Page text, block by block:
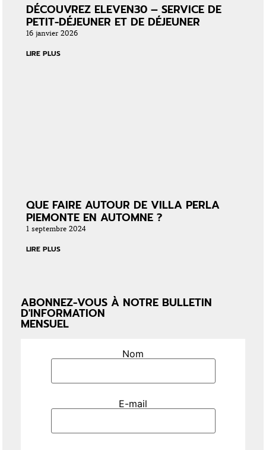
DÉCOUVREZ ELEVEN30 – SERVICE DE
PETIT-DÉJEUNER ET DE DÉJEUNER
16 janvier 2026
LIRE PLUS
QUE FAIRE AUTOUR DE VILLA PERLA
PIEMONTE EN AUTOMNE ?
1 septembre 2024
LIRE PLUS
ABONNEZ-VOUS À NOTRE BULLETIN
D'INFORMATION
MENSUEL
Nom
E-mail